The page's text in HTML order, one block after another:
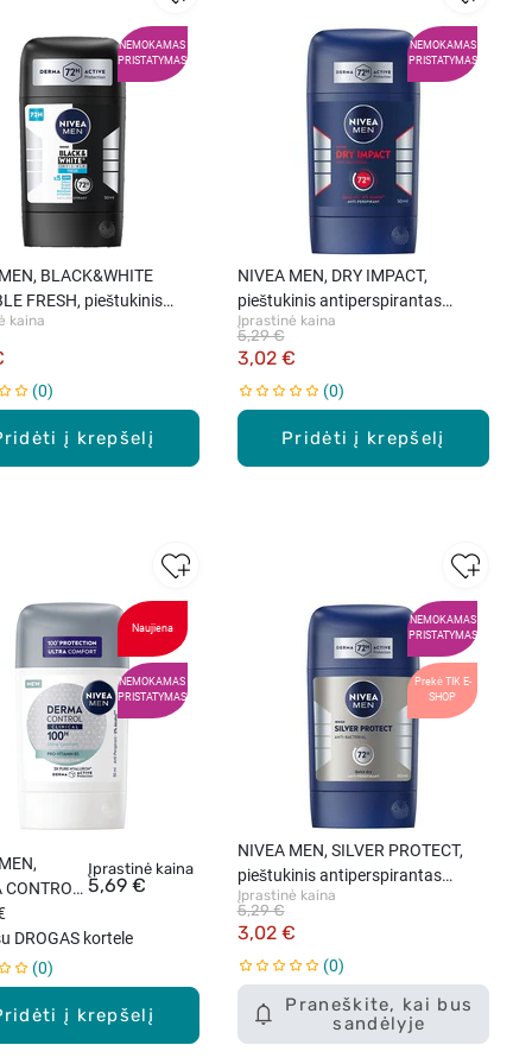
NEMOKAMAS
PRISTATYMAS
į krepšelį
BLACK&WHITE
FRESH, pieštukinis
vyrams, 1 vnt.
kaina
0
NEMOKAMAS
PRISTATYMAS
Pridėti į krepšelį
NIVEA MEN, DRY IMPACT,
pieštukinis antiperspirantas
vyrams, 50 ml
Įprastinė kaina
3,02 €
5,29 €
0
Naujiena
NEMOKAMAS
PRISTATYMAS
į krepšelį
CONTROL
100 H,
50 ml.
Įprastinė kaina
5,69 €
DROGAS kortele
0
NEMOKAMAS
PRISTATYMAS
Prekė TIK E-
SHOP
Praneškite, kai bus
sandėlyje
NIVEA MEN, SILVER PROTECT,
pieštukinis antiperspirantas
vyrams, 1 vnt.
Įprastinė kaina
3,02 €
5,29 €
0